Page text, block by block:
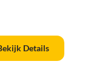
Details